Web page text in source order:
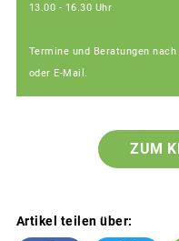
13.00 - 16.30 Uhr
Termine und Beratungen
oder E-Mail.
ZUM
Artikel teilen über: